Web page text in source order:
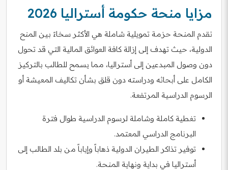
مزايا منحة حكومة أستراليا 2026
تقدم المنحة حزمة تمويلية شاملة هي الأكثر سخاءً بين المنح
الدولية، حيث تهدف إلى إزالة كافة العوائق المالية التي قد تحول
دون وصول المبدعين إلى أستراليا، مما يسمح للطالب بالتركيز
الكامل على أبحاثه ودراسته دون قلق بشأن تكاليف المعيشة أو
الرسوم الدراسية المرتفعة.
تغطية كاملة وشاملة لرسوم الدراسية طوال فترة
البرنامج الدراسي المعتمد.
توفير تذاكر الطيران الدولية ذهاباً وإياباً من بلد الطالب إلى
أستراليا في بداية ونهاية المنحة.